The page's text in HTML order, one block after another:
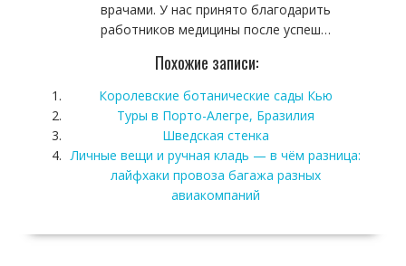
врачами. У нас принято благодарить
работников медицины после успеш…
Похожие записи:
Королевские ботанические сады Кью
Туры в Порто-Алегре, Бразилия
Шведская стенка
Личные вещи и ручная кладь — в чём разница:
лайфхаки провоза багажа разных
авиакомпаний